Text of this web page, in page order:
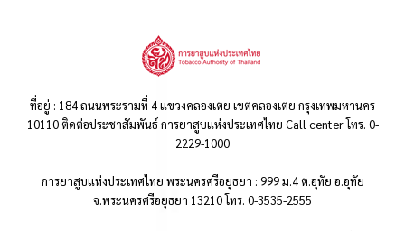
ที่อยู่ : 184 ถนนพระรามที่ 4 แขวงคลองเตย เขตคลองเตย กรุงเทพมหานคร
10110 ติดต่อประชาสัมพันธ์ การยาสูบแห่งประเทศไทย Call center โทร. 0-
2229-1000
การยาสูบแห่งประเทศไทย พระนครศรีอยุธยา : 999 ม.4 ต.อุทัย อ.อุทัย
จ.พระนครศรีอยุธยา 13210 โทร. 0-3535-2555